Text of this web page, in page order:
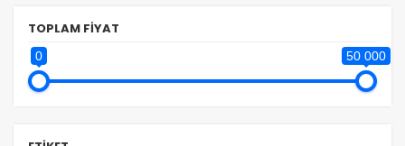
YURT DIŞI TURLAR
YURT İÇİ TURLAR
TOPLAM FİYAT
0 50 000